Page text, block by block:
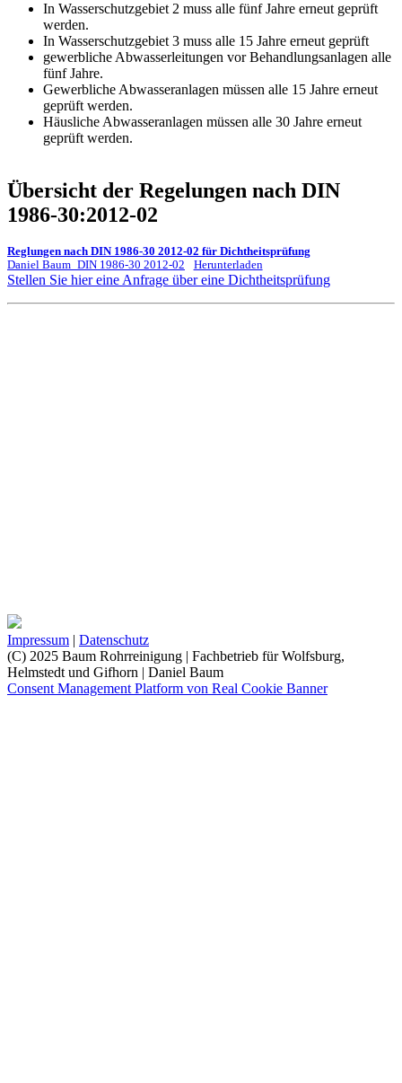
In Wasserschutzgebiet 2 muss alle fünf Jahre erneut geprüft
werden.
In Wasserschutzgebiet 3 muss alle 15 Jahre erneut geprüft
gewerbliche Abwasserleitungen vor Behandlungsanlagen alle
fünf Jahre.
Gewerbliche Abwasseranlagen müssen alle 15 Jahre erneut
geprüft werden.
Häusliche Abwasseranlagen müssen alle 30 Jahre erneut
geprüft werden.
Übersicht der Regelungen nach DIN
1986-30:2012-02
Reglungen nach DIN 1986-30 2012-02 für Dichtheitsprüfung
Daniel Baum_DIN 1986-30 2012-02
Herunterladen
Stellen Sie hier eine Anfrage über eine Dichtheitsprüfung
Impressum | Datenschutz
(C) 2025 Baum Rohrreinigung | Fachbetrieb für Wolfsburg,
Helmstedt und Gifhorn | Daniel Baum
Consent Management Platform von Real Cookie Banner